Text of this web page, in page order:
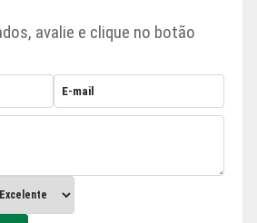
avalie e clique no botão